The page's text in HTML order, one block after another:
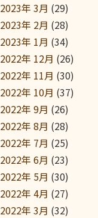
2023年 3月 (29)
2023年 2月 (28)
2023年 1月 (34)
2022年 12月 (26)
2022年 11月 (30)
2022年 10月 (37)
2022年 9月 (26)
2022年 8月 (28)
2022年 7月 (25)
2022年 6月 (23)
2022年 5月 (30)
2022年 4月 (27)
2022年 3月 (32)